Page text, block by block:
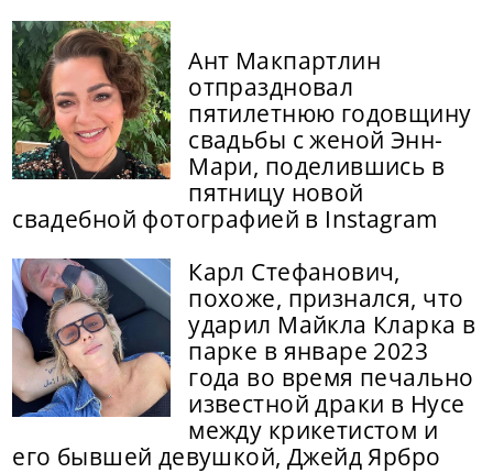
Ант Макпартлин
отпраздновал
пятилетнюю годовщину
свадьбы с женой Энн-
Мари, поделившись в
пятницу новой
свадебной фотографией в Instagram
Карл Стефанович,
похоже, признался, что
ударил Майкла Кларка в
парке в январе 2023
года во время печально
известной драки в Нусе
между крикетистом и
его бывшей девушкой, Джейд Ярбро